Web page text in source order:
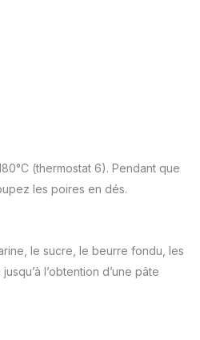
(thermostat 6). Pendant que
les poires en dés.
le sucre, le beurre fondu, les
l’obtention d’une pâte